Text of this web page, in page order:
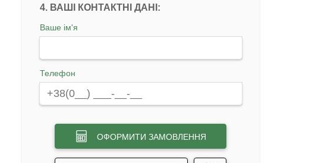
4. ВАШІ КОНТАКТНІ ДАНІ:
Ваше ім'я
Телефон
ОФОРМИТИ ЗАМОВЛЕННЯ